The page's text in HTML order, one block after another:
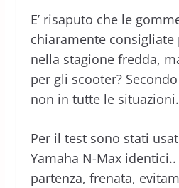
E’ risaputo che le
chiaramente
nella stagione fredda,
per gli scooter?
non in tutte le situazioni.
Per il test sono stati
Yamaha N-Max identici..
partenza, frenata,